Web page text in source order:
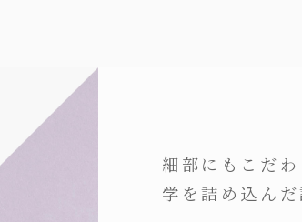
細部にもこだ
学を詰め込んだ